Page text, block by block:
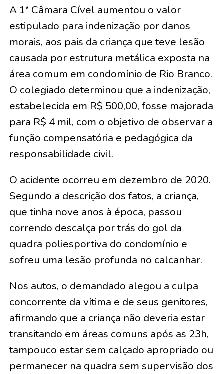
A 1ª Câmara Cível aumentou o valor
estipulado para indenização por danos
morais, aos pais da criança que teve lesão
causada por estrutura metálica exposta na
área comum em condomínio de Rio Branco.
O colegiado determinou que a indenização,
estabelecida em R$ 500,00, fosse majorada
para R$ 4 mil, com o objetivo de observar a
função compensatória e pedagógica da
responsabilidade civil.
O acidente ocorreu em dezembro de 2020.
Segundo a descrição dos fatos, a criança,
que tinha nove anos à época, passou
correndo descalça por trás do gol da
quadra poliesportiva do condomínio e
sofreu uma lesão profunda no calcanhar.
Nos autos, o demandado alegou a culpa
concorrente da vítima e de seus genitores,
afirmando que a criança não deveria estar
transitando em áreas comuns após as 23h,
tampouco estar sem calçado apropriado ou
permanecer na quadra sem supervisão dos